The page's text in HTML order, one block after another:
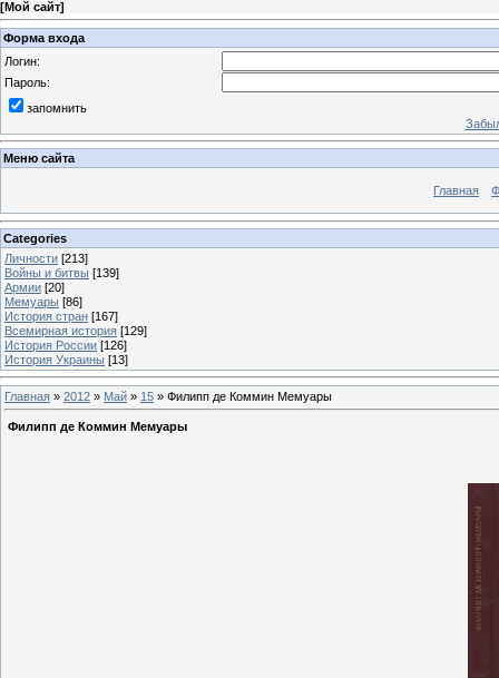
[Мой сайт]
Форма входа
Логин:
Пароль:
запомнить
Меню сайта
Главная
Categories
Личности [213]
Войны и битвы [139]
Армии [20]
Мемуары [86]
История стран [167]
Всемирная история [129]
История России [126]
История Украины [13]
Главная » 2012 » Май » 15 » Филипп де Коммин Мемуары
Филипп де Коммин Мемуары